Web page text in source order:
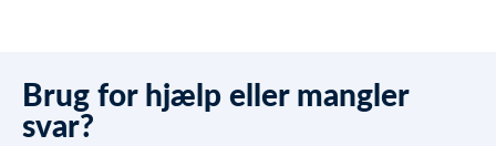
Brug for hjælp eller mangler
svar?